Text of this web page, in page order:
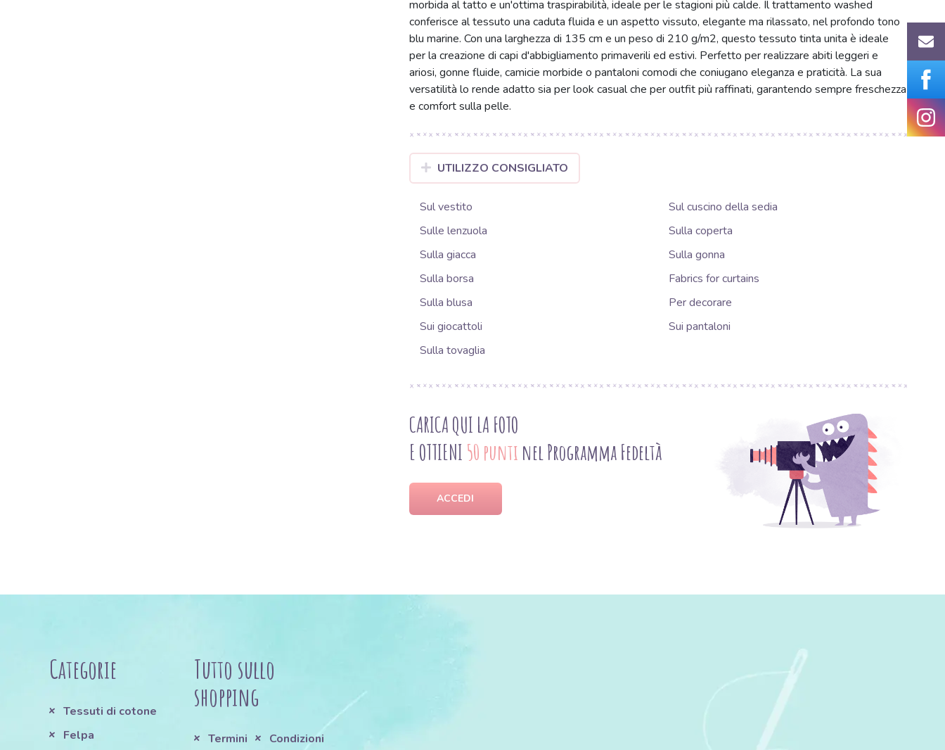
morbida al tatto e un'ottima traspirabilità, ideale per le stagioni più calde. Il trattamento washed
conferisce al tessuto una caduta fluida e un aspetto vissuto, elegante ma rilassato, nel profondo tono
blu marine. Con una larghezza di 135 cm e un peso di 210 g/m2, questo tessuto tinta unita è ideale
per la creazione di capi d'abbigliamento primaverili ed estivi. Perfetto per realizzare abiti leggeri e
ariosi, gonne fluide, camicie morbide o pantaloni comodi che coniugano eleganza e praticità. La sua
versatilità lo rende adatto sia per look casual che per outfit più raffinati, garantendo sempre freschezza
e comfort sulla pelle.
UTILIZZO CONSIGLIATO
Sul vestito
Sul cuscino della sedia
Sulle lenzuola
Sulla coperta
Sulla giacca
Sulla gonna
Sulla borsa
Fabrics for curtains
Sulla blusa
Per decorare
Sui giocattoli
Sui pantaloni
Sulla tovaglia
CARICA QUI LA FOTO
E OTTIENI 50 punti nel Programma Fedeltà
ACCEDI
Categorie
Tessuti di cotone
Felpa
Tutto sullo
shopping
Termini
Condizioni